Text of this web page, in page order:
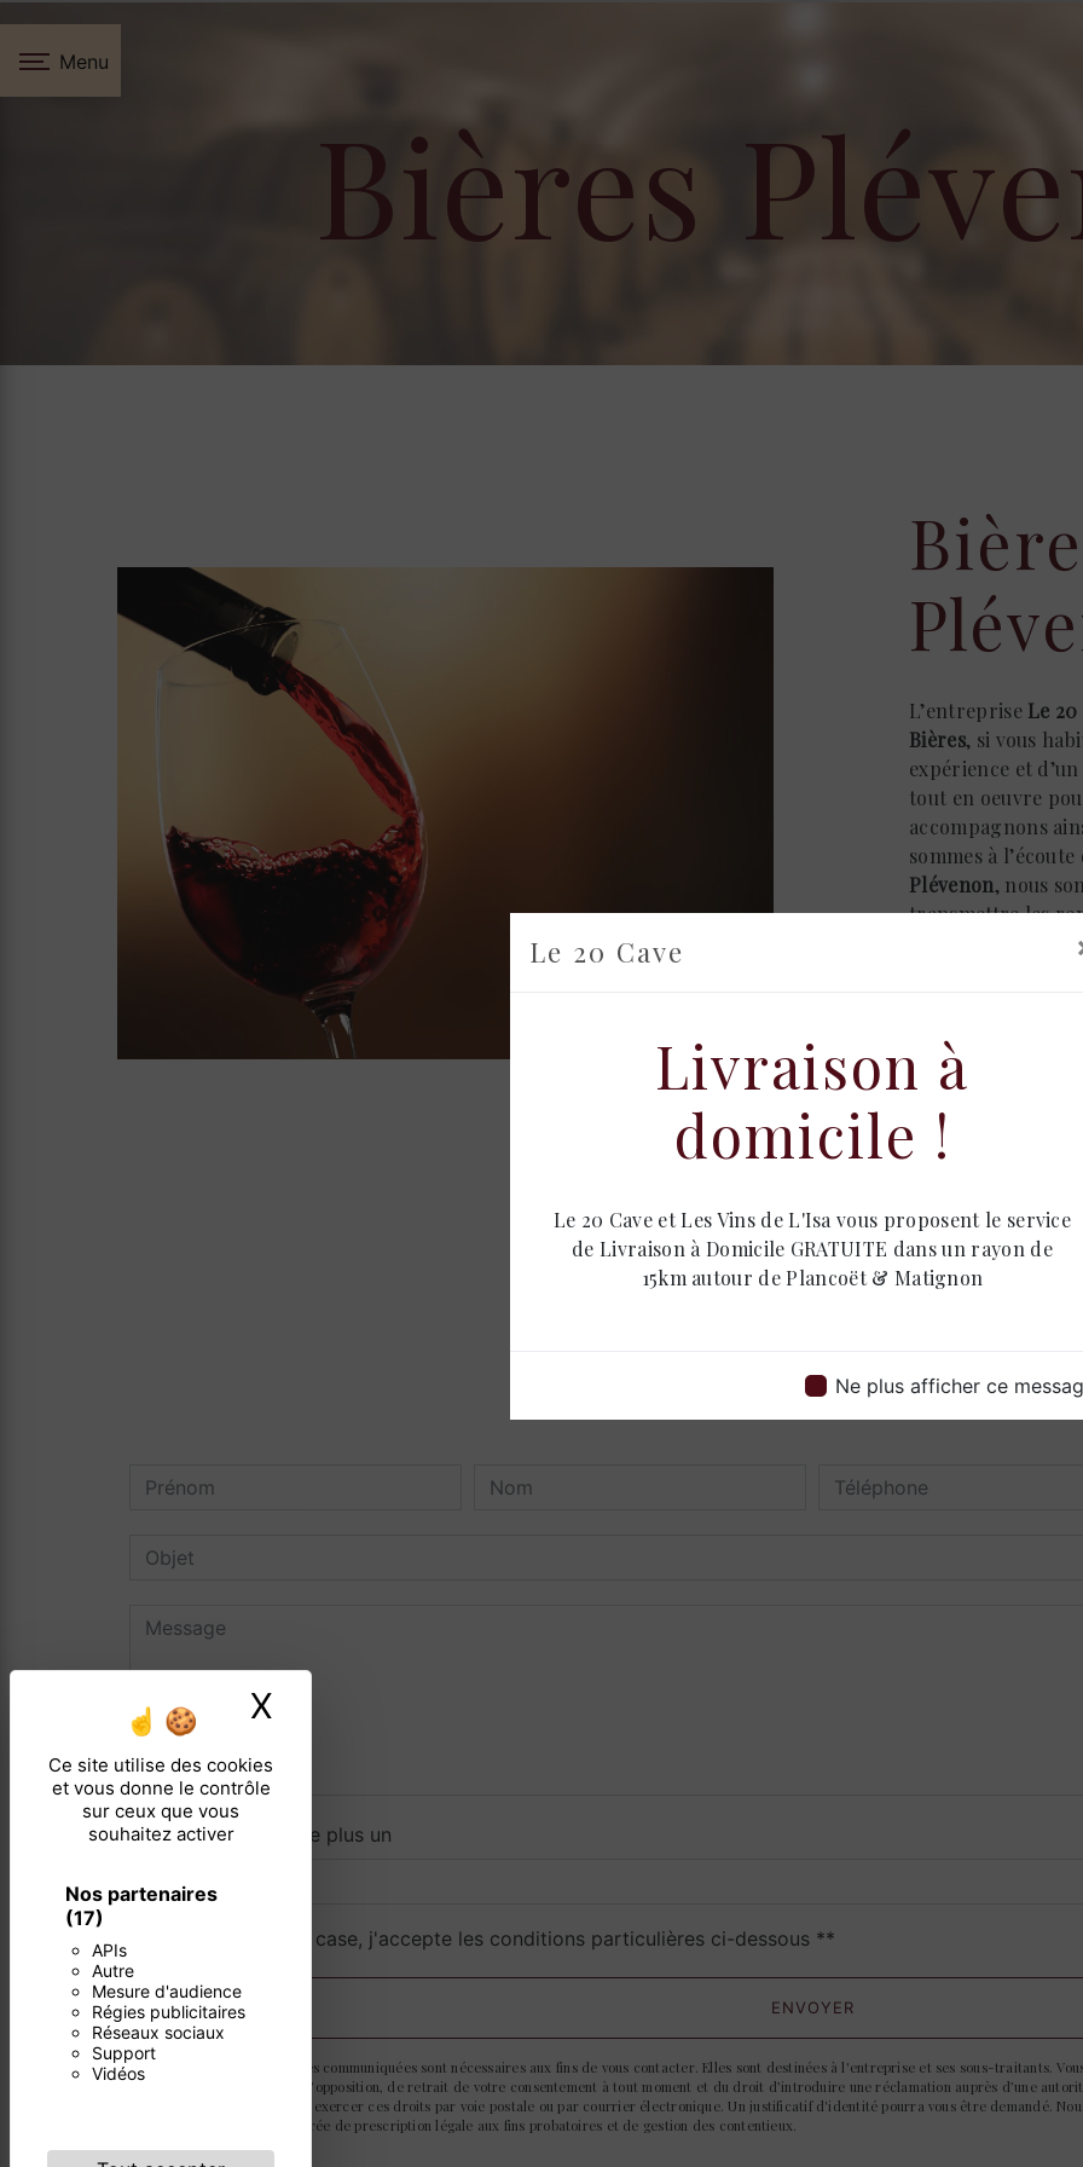
Ce site utilise des cookies
et vous donne le contrôle
sur ceux que vous
souhaitez activer
Nos partenaires
(17)
APIs
Autre
Mesure d'audience
Régies publicitaires
Réseaux sociaux
Support
Vidéos
X
Le 20 Cave
Livraison à
domicile !
Le 20 Cave et Les Vins de L'Isa vous proposent le service
de Livraison à Domicile GRATUITE dans un rayon de
15km autour de Plancoët & Matignon
Ne plus afficher ce
Menu
Bières
L’entreprise Le 20
Bières, si vous
expérience et
tout en oeuvre
accompagnons
sommes à
Plévenon, nous
transmettre les
. Notre
partager avec
réussir. Toute
Contactez nous
Combien font quatre plus un
En cochant cette case, j'accepte les conditions particulières ci-dessous **
ENVOYER
** Les données personnelles communiquées sont nécessaires aux fins de vous contacter. Elles sont destinées à l'entreprise et ses sous-traitants.
portabilité, de limitation, d’opposition, de retrait de votre consentement à tout moment et du droit d’introduire une réclamation auprès d’une
post-mortem. Vous pouvez exercer ces droits par voie postale ou par courrier électronique. Un justificatif d'identité pourra vous être demandé.
contact puis pendant la durée de prescription légale aux fins probatoires et de gestion des contentieux.